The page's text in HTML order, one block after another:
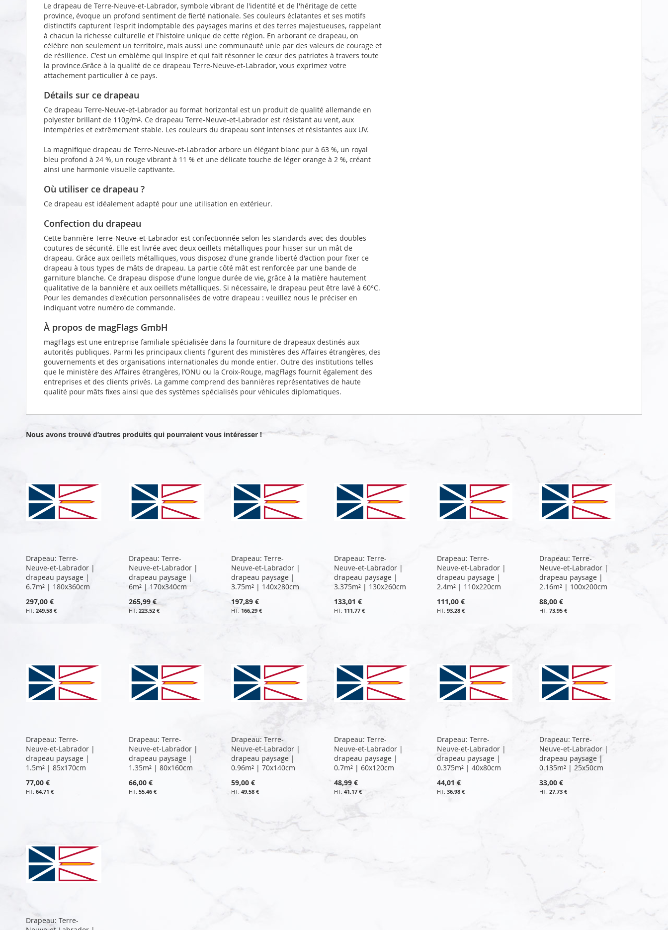
Le drapeau de Terre-Neuve-et-Labrador, symbole vibrant de l'identité et de l'héritage de cette
province, évoque un profond sentiment de fierté nationale. Ses couleurs éclatantes et ses motifs
distinctifs capturent l'esprit indomptable des paysages marins et des terres majestueuses, rappelant
à chacun la richesse culturelle et l'histoire unique de cette région. En arborant ce drapeau, on
célèbre non seulement un territoire, mais aussi une communauté unie par des valeurs de courage et
de résilience. C'est un emblème qui inspire et qui fait résonner le cœur des patriotes à travers toute
la province.Grâce à la qualité de ce drapeau Terre-Neuve-et-Labrador, vous exprimez votre
attachement particulier à ce pays.
Détails sur ce drapeau
Ce drapeau Terre-Neuve-et-Labrador au format horizontal est un produit de qualité allemande en
polyester brillant de 110g/m². Ce drapeau Terre-Neuve-et-Labrador est résistant au vent, aux
intempéries et extrêmement stable. Les couleurs du drapeau sont intenses et résistantes aux UV.
La magnifique drapeau de Terre-Neuve-et-Labrador arbore un élégant blanc pur à 63 %, un royal
bleu profond à 24 %, un rouge vibrant à 11 % et une délicate touche de léger orange à 2 %, créant
ainsi une harmonie visuelle captivante.
Où utiliser ce drapeau ?
Ce drapeau est idéalement adapté pour une utilisation en extérieur.
Confection du drapeau
Cette bannière Terre-Neuve-et-Labrador est confectionnée selon les standards avec des doubles
coutures de sécurité. Elle est livrée avec deux oeillets métalliques pour hisser sur un mât de
drapeau. Grâce aux oeillets métalliques, vous disposez d'une grande liberté d'action pour fixer ce
drapeau à tous types de mâts de drapeau. La partie côté mât est renforcée par une bande de
garniture blanche. Ce drapeau dispose d'une longue durée de vie, grâce à la matière hautement
qualitative de la bannière et aux oeillets métalliques. Si nécessaire, le drapeau peut être lavé à 60°C.
Pour les demandes d'exécution personnalisées de votre drapeau : veuillez nous le préciser en
indiquant votre numéro de commande.
À propos de magFlags GmbH
magFlags est une entreprise familiale spécialisée dans la fourniture de drapeaux destinés aux
autorités publiques. Parmi les principaux clients figurent des ministères des Affaires étrangères, des
gouvernements et des organisations internationales du monde entier. Outre des institutions telles
que le ministère des Affaires étrangères, l’ONU ou la Croix-Rouge, magFlags fournit également des
entreprises et des clients privés. La gamme comprend des bannières représentatives de haute
qualité pour mâts fixes ainsi que des systèmes spécialisés pour véhicules diplomatiques.
Nous avons trouvé d’autres produits qui pourraient vous intéresser !
Drapeau: Terre-
Neuve-et-Labrador |
drapeau paysage |
6.7m² | 180x360cm
297,00 €
249,58 €
Drapeau: Terre-
Neuve-et-Labrador |
drapeau paysage |
6m² | 170x340cm
265,99 €
223,52 €
Drapeau: Terre-
Neuve-et-Labrador |
drapeau paysage |
3.75m² | 140x280cm
197,89 €
166,29 €
Drapeau: Terre-
Neuve-et-Labrador |
drapeau paysage |
3.375m² | 130x260cm
133,01 €
111,77 €
Drapeau: Terre-
Neuve-et-Labrador |
drapeau paysage |
2.4m² | 110x220cm
111,00 €
93,28 €
Drapeau: Terre-
Neuve-et-Labrador |
drapeau paysage |
2.16m² | 100x200cm
88,00 €
73,95 €
Drapeau: Terre-
Neuve-et-Labrador |
drapeau paysage |
1.5m² | 85x170cm
77,00 €
64,71 €
Drapeau: Terre-
Neuve-et-Labrador |
drapeau paysage |
1.35m² | 80x160cm
66,00 €
55,46 €
Drapeau: Terre-
Neuve-et-Labrador |
drapeau paysage |
0.96m² | 70x140cm
59,00 €
49,58 €
Drapeau: Terre-
Neuve-et-Labrador |
drapeau paysage |
0.7m² | 60x120cm
48,99 €
41,17 €
Drapeau: Terre-
Neuve-et-Labrador |
drapeau paysage |
0.375m² | 40x80cm
44,01 €
36,98 €
Drapeau: Terre-
Neuve-et-Labrador |
drapeau paysage |
0.135m² | 25x50cm
33,00 €
27,73 €
Drapeau: Terre-